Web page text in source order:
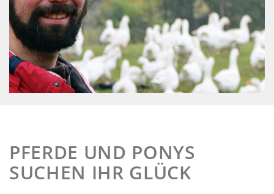
PFERDE UND PONYS
SUCHEN IHR GLÜCK